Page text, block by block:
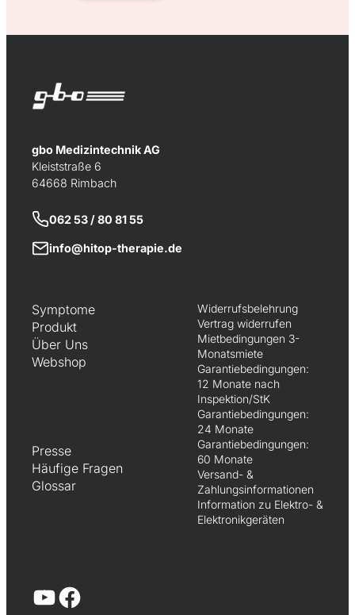
gbo Medizintechnik AG
Kleiststraße 6
64668 Rimbach
062 53 / 80 81 55
info@hitop-therapie.de
Symptome
Produkt
Über Uns
Webshop
Presse
Häufige Fragen
Glossar
Widerrufsbelehrung
Vertrag widerrufen
Mietbedingungen 3-
Monatsmiete
Garantiebedingungen:
12 Monate nach
Inspektion/StK
Garantiebedingungen:
24 Monate
Garantiebedingungen:
60 Monate
Versand- &
Zahlungsinformationen
Information zu Elektro- &
Elektronikgeräten
YouTube Facebook